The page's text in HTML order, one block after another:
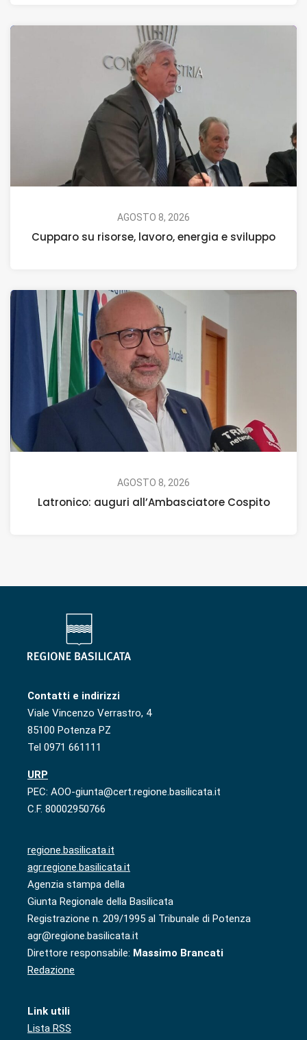
AGOSTO 8, 2026
Cupparo su risorse, lavoro, energia e sviluppo
AGOSTO 8, 2026
Latronico: auguri all’Ambasciatore Cospito
Contatti e indirizzi
Viale Vincenzo Verrastro, 4
85100 Potenza PZ
Tel 0971 661111
URP
PEC: AOO-giunta@cert.regione.basilicata.it
C.F. 80002950766
regione.basilicata.it
agr.regione.basilicata.it
Agenzia stampa della
Giunta Regionale della Basilicata
Registrazione n. 209/1995 al Tribunale di Potenza
agr@regione.basilicata.it
Direttore responsabile: Massimo Brancati
Redazione
Link utili
Lista RSS